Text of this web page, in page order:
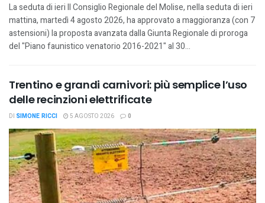
La seduta di ieri Il Consiglio Regionale del Molise, nella seduta di ieri
mattina, martedì 4 agosto 2026, ha approvato a maggioranza (con 7
astensioni) la proposta avanzata dalla Giunta Regionale di proroga
del "Piano faunistico venatorio 2016-2021" al 30...
Trentino e grandi carnivori: più semplice l’uso
delle recinzioni elettrificate
DI SIMONE RICCI 5 AGOSTO 2026 0